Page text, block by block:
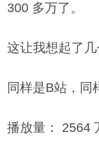
300 多万了。
这让我想起了几
同样是B站，同
播放量： 2564